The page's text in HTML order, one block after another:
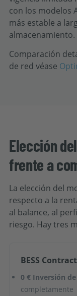
con los modelos
más estable a
almacenamiento.
Comparación
de red véase
Elección
frente a
La elección del
respecto a la
al balance, al
riesgo. Hay tres
BESS
0 € Inversión
completamente